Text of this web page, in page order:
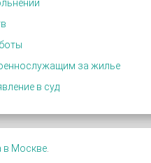
за жилье
в суд
в Москве.